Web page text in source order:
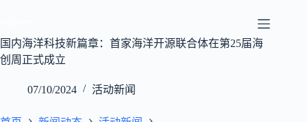
内
容
国内海洋科技新篇章：首家海洋开源联合体在第25届海
创周正式成立
07/10/2024 活动新闻